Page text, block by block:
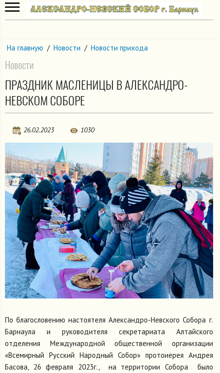
На главную / Новости / Новости прихода
Новости
ПРАЗДНИК МАСЛЕНИЦЫ В АЛЕКСАНДРО-
НЕВСКОМ СОБОРЕ
26.02.2023 1030
По благословению настоятеля Александро-Невского Собора г.
Барнаула и руководителя секретариата Алтайского
отделения Международной общественной организации
«Всемирный Русский Народный Собор» протоиерея Андрея
Басова, 26 февраля 2023г., на территории Собора было